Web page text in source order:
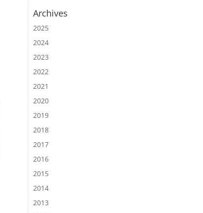
Archives
2025
2024
2023
2022
2021
2020
2019
2018
2017
2016
2015
2014
2013